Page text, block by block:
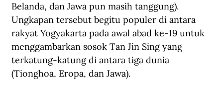
Belanda, dan Jawa pun masih tanggung).
Ungkapan tersebut begitu populer di antara
rakyat Yogyakarta pada awal abad ke-19 untuk
menggambarkan sosok Tan Jin Sing yang
terkatung-katung di antara tiga dunia
(Tionghoa, Eropa, dan Jawa).